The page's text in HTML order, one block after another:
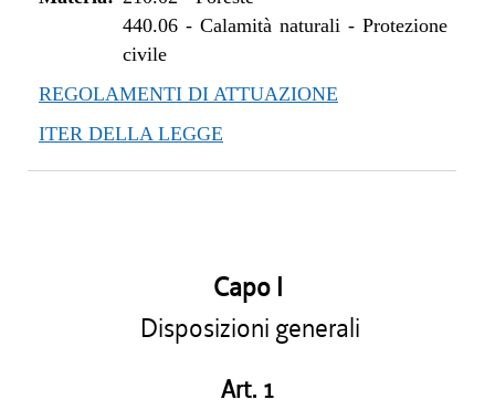
440.06- Calamità naturali - Protezione
civile
REGOLAMENTI DI ATTUAZIONE
ITER DELLA LEGGE
Capo I
Disposizioni generali
Art. 1